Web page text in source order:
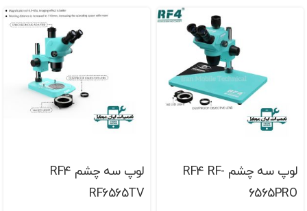
لوپ سه چشم RF4 RF-
6565PRO
لوپ سه چشم RF4
RF6565TV